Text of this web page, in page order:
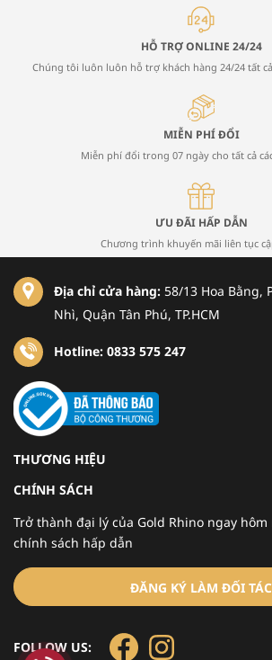
HỖ TRỢ ONLINE 24/24
Chúng tôi luôn luôn hỗ trợ khách hàng 24/24 tất
MIỄN PHÍ ĐỔI
Miễn phí đổi trong 07 ngày cho tất cả
ƯU ĐÃI HẤP DẪN
Chương trình khuyến mãi liên tục
Địa chỉ cửa hàng: 58/13 Hoa Bằng,
Nhì, Quận Tân Phú, TP.HCM
Hotline: 0833 575 247
THƯƠNG HIỆU
CHÍNH SÁCH
Trở thành đại lý của Gold Rhino ngay
chính sách hấp dẫn
ĐĂNG KÝ LÀM ĐỐI TÁC
FOLLOW US: